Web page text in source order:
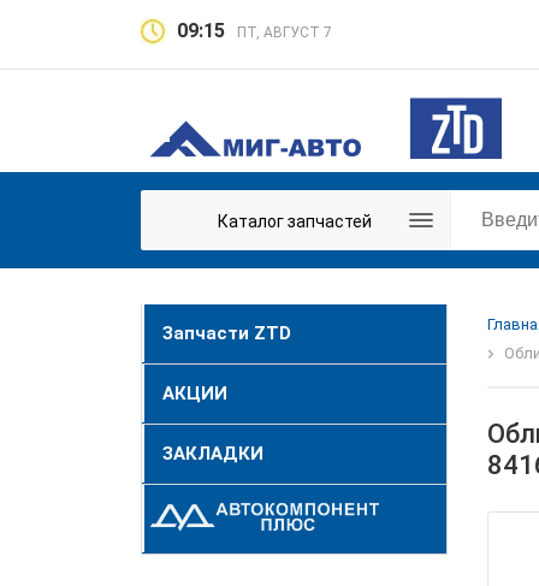
09:15 ПТ, АВГУСТ 7
Каталог запчастей
Запчасти ZTD
АКЦИИ
ЗАКЛАДКИ